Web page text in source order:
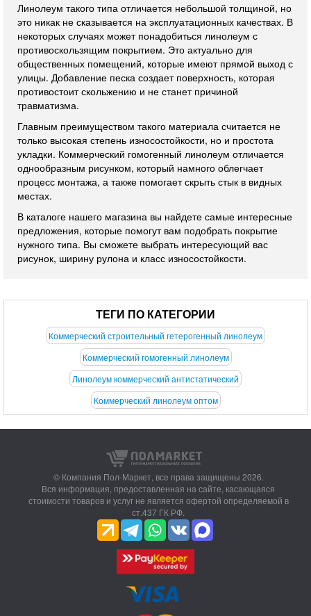
Линолеум такого типа отличается небольшой толщиной, но
это никак не сказывается на эксплуатационных качествах. В
некоторых случаях может понадобиться линолеум с
противоскользящим покрытием. Это актуально для
общественных помещений, которые имеют прямой выход с
улицы. Добавление песка создает поверхность, которая
противостоит скольжению и не станет причиной
травматизма.
Главным преимуществом такого материала считается не
только высокая степень износостойкости, но и простота
укладки. Коммерческий гомогенный линолеум отличается
однообразным рисунком, который намного облегчает
процесс монтажа, а также помогает скрыть стык в видных
местах.
В каталоге нашего магазина вы найдете самые интересные
предложения, которые помогут вам подобрать покрытие
нужного типа. Вы сможете выбрать интересующий вас
рисунок, ширину рулона и класс износостойкости.
ТЕГИ ПО КАТЕГОРИИ
Коммерческий строительный гетерогенный линолеум
Коммерческий гомогенный линолеум
Линолеум коммерческий антистатический
Коммерческий линолеум оптом
© Компания Пол-Маркет, все права защищены 2026.
Вся информация, предоставленная на сайте, касающаяся
стоимости товаров и услуг не является офертой определяемой в
ст.437 ГК РФ.